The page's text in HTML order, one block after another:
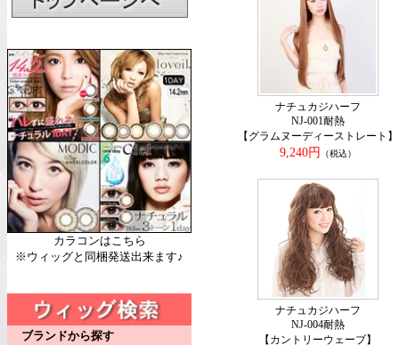
カラコンはこちら
※ウィッグと同梱発送出来ます♪
ブランドから探す
ナチュカジハーフ
NJ-001耐熱
【グラムヌーディーストレート】
9,240円
（税込）
ナチュカジハーフ
NJ-004耐熱
【カントリーウェーブ】